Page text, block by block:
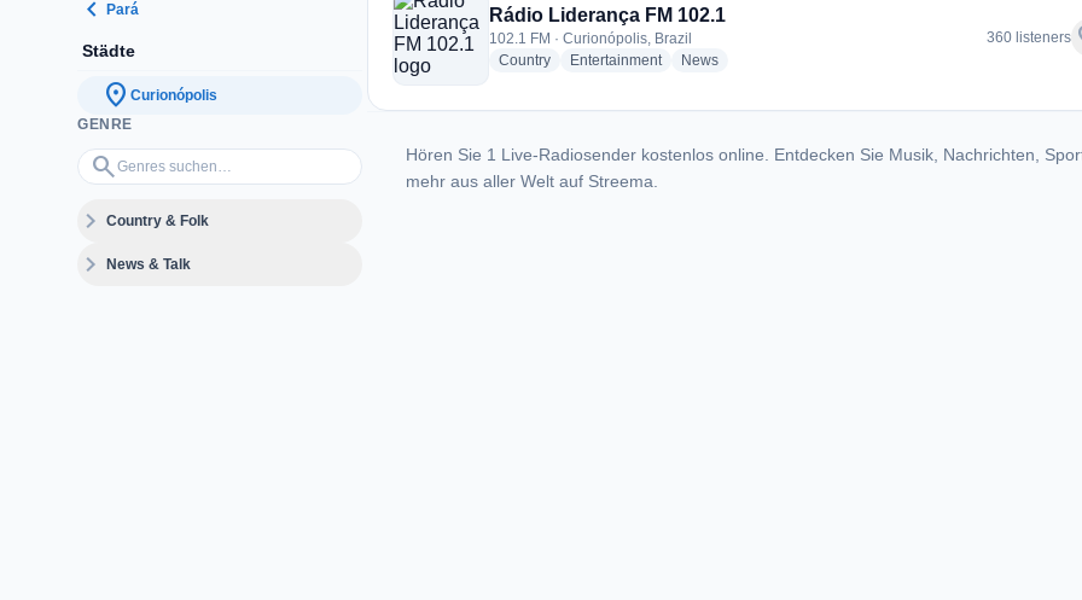
chevron_left Pará
Städte
location_on Curionópolis
GENRE
search
Genres suchen…
expand_moreCountry & Folk
expand_moreNews & Talk
Rádio Liderança FM 102.1
102.1 FM · Curionópolis, Brazil
Countryradio stations
Entertainmentradio stations
Newsradio stations
360 listeners
Hören Sie 1 Live-Radiosender kostenlos online. Entdecken Sie Musik, Nachrichten,
mehr aus aller Welt auf Streema.